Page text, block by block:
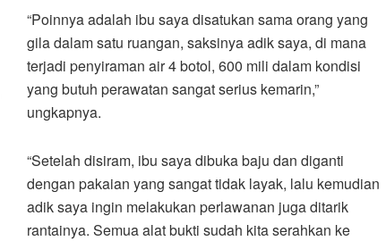
“Poinnya adalah ibu saya disatukan sama orang yang
gila dalam satu ruangan, saksinya adik saya, di mana
terjadi penyiraman air 4 botol, 600 mili dalam kondisi
yang butuh perawatan sangat serius kemarin,”
ungkapnya.
“Setelah disiram, ibu saya dibuka baju dan diganti
dengan pakaian yang sangat tidak layak, lalu kemudian
adik saya ingin melakukan perlawanan juga ditarik
rantainya. Semua alat bukti sudah kita serahkan ke